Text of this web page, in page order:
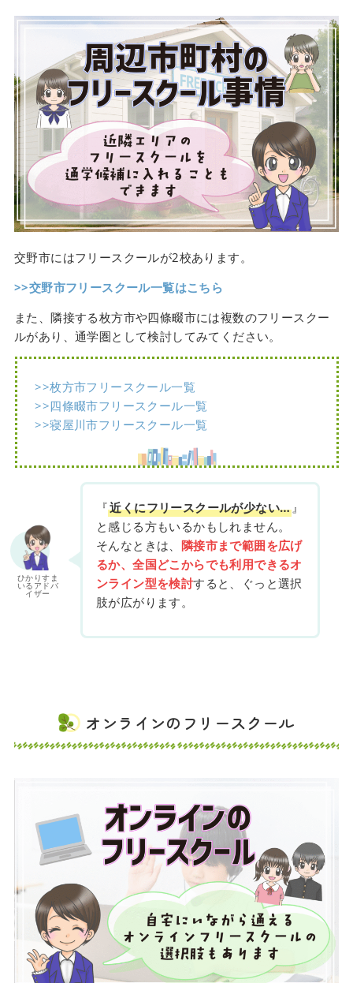
交野市にはフリースクールが2校あります。
>>交野市フリースクール一覧はこちら
また、隣接する枚方市や四條畷市には複数のフリースクー
ルがあり、通学圏として検討してみてください。
>>枚方市フリースクール一覧
>>四條畷市フリースクール一覧
>>寝屋川市フリースクール一覧
ひかりすま
いるアドバ
イザー
『近くにフリースクールが少ない… 』
と感じる方もいるかもしれません。
そんなときは、 隣接市まで範囲を広げ
るか、全国どこからでも利用できるオ
ンライン型を検討すると、ぐっと選択
肢が広がります。
オンラインのフリースクール